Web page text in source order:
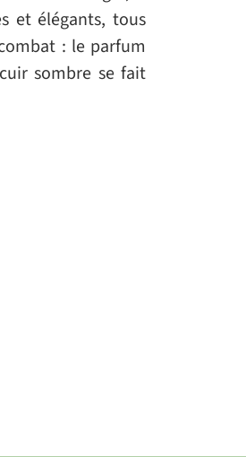
et élégants, tous
: le parfum
sombre se fait